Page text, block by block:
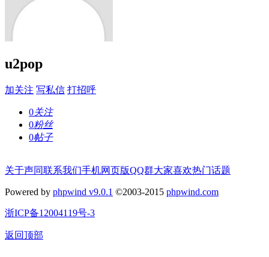
u2pop
加关注 写私信 打招呼
0关注
0粉丝
0帖子
关于声同联系我们手机网页版QQ群大家喜欢热门话题
Powered by phpwind v9.0.1 ©2003-2015 phpwind.com
浙ICP备12004119号-3
返回顶部